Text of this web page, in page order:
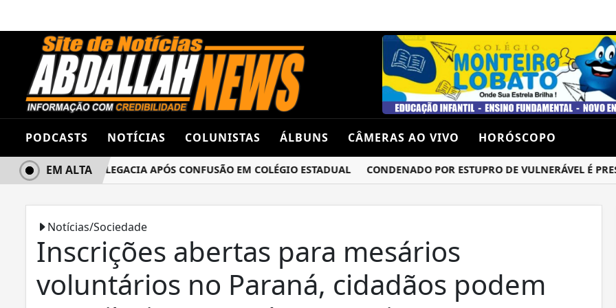
PODCASTS NOTÍCIAS COLUNISTAS ÁLBUNS CÂMERAS AO VIVO HORÓSCOPO
NA DELEGACIA APÓS CONFUSÃO EM COLÉGIO ESTADUAL CONDENADO POR ESTUPRO DE VULNERÁVEL É
EM ALTA
Notícias/Sociedade
Inscrições abertas para mesários
voluntários no Paraná, cidadãos podem